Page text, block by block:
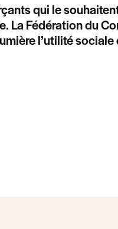
qui le
La Fédération du
l’utilité